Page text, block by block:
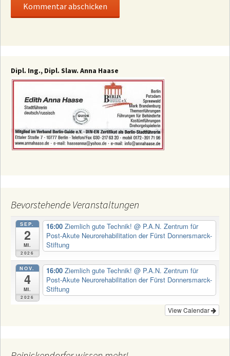
Dipl. Ing., Dipl. Slaw. Anna Haase
Bevorstehende Veranstaltungen
SEP.
2
Mi.
2026
16:00 Ziemlich gute Technik! @ P.A.N. Zentrum für
Post-Akute Neurorehabilitation der Fürst Donnersmarck-
Stiftung
NOV.
4
Mi.
2026
16:00 Ziemlich gute Technik! @ P.A.N. Zentrum für
Post-Akute Neurorehabilitation der Fürst Donnersmarck-
Stiftung
View Calendar